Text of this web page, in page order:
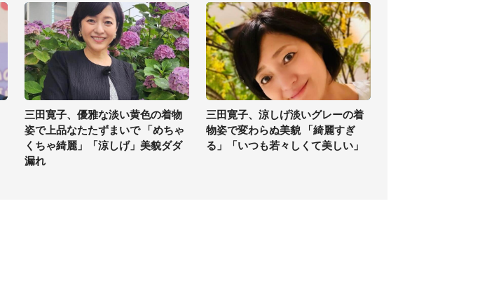
三田寛子、優雅な淡い黄色の着物
姿で上品なたたずまいで 「めちゃ
くちゃ綺麗」「涼しげ」美貌ダダ
漏れ
三田寛子、涼しげ淡いグレーの着
物姿で変わらぬ美貌 「綺麗すぎ
る」「いつも若々しくて美しい」